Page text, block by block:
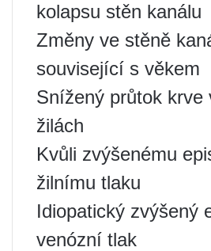
kolapsu stěn kanálu
Změny ve stěně
související s věkem
Snížený průtok krve
žilách
Kvůli zvýšenému
žilnímu tlaku
Idiopatický zvýšený
venózní tlak